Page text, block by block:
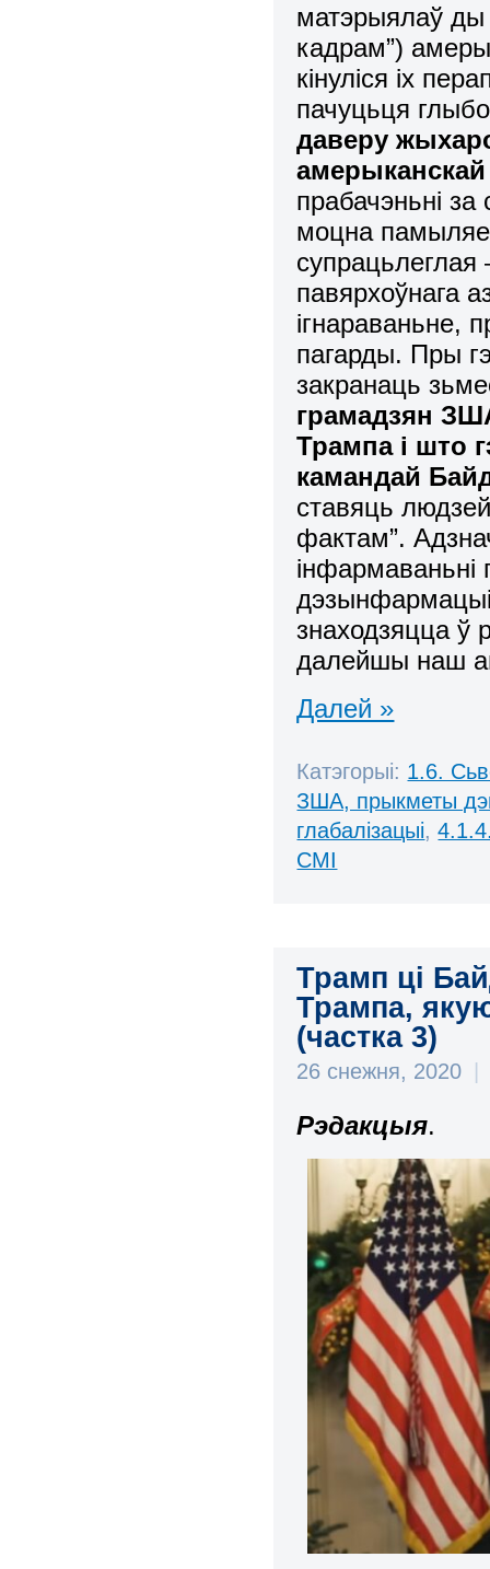
матэрыялаў ды
кадрам”)
кінуліся іх
пачуцьця
даверу
прабачэньні
моцна
павярхоўнага
ігнараваньне,
пагарды. Пры
закранаць
грамадзян
Трампа і што
камандай
ставяць
фактам”.
знаходзяцца ў
далейшы наш
Далей »
Катэгорыі: 1.6.
ЗША, прыкметы
глабалізацыі,
СМІ
Трамп ці
Трампа,
(частка 3)
26 снежня, 2020 |
Рэдакцыя.